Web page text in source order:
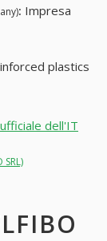
: Impresa
plastics
dell'IT